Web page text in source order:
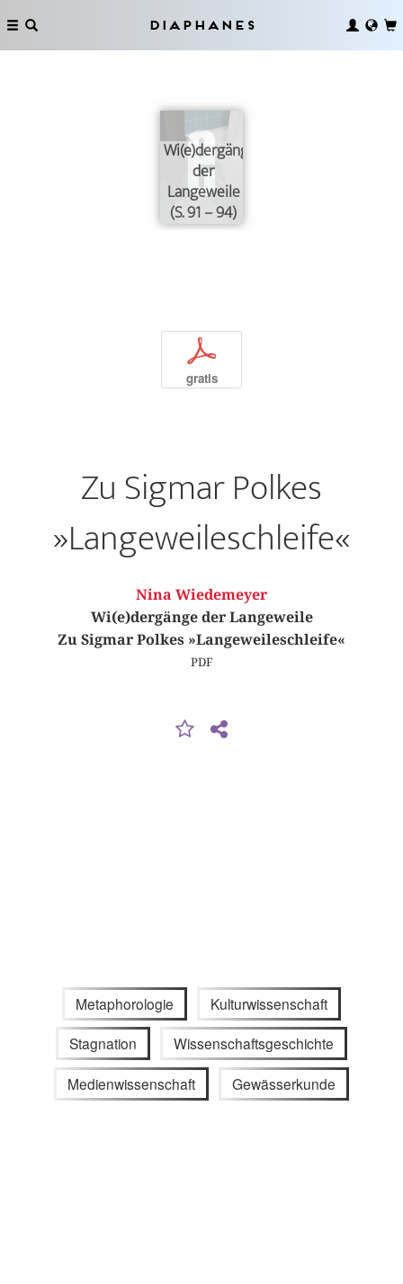
Diaphanes
Wi(e)dergänge
der
Langeweile
(S. 91 – 94)
p
gratis
Zu Sigmar Polkes
»Langeweileschleife«
Nina Wiedemeyer
Wi(e)dergänge der Langeweile
Zu Sigmar Polkes »Langeweileschleife«
PDF
Metaphorologie Kulturwissenschaft
Stagnation Wissenschaftsgeschichte
Medienwissenschaft Gewässerkunde